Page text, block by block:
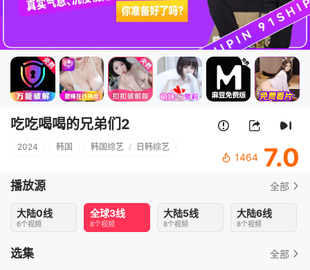
吃吃喝喝的兄弟们2
2024 韩国 韩国综艺 / 日韩综艺
1464 7.0
播放源 全部
大陆0线
6个视频
全球3线
8个视频
大陆5线
8个视频
大陆6线
8个视频
选集 全部